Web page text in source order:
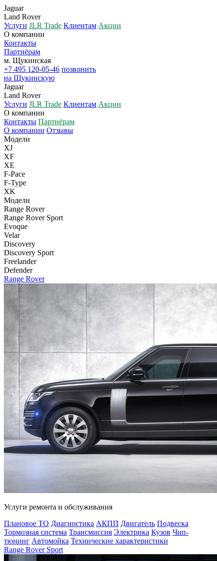
Jaguar
Land Rover
Услуги JLR Trade Клиентам Акции
О компании
Контакты
Партнёрам
м. Щукинская
+7 495 120-05-46 позвонить
на Щукинскую
Jaguar
Land Rover
Услуги JLR Trade Клиентам Акции
О компании
Контакты Партнёрам
О компании Отзывы
Модели
XJ
XF
XE
F-Pace
F-Type
XK
Модели
Range Rover
Range Rover Sport
Evoque
Velar
Discovery
Discovery Sport
Freelander
Defender
Range Rover
Услуги ремонта и обслуживания
Плановое ТО Диагностика АКПП Двигатель Подвеска
Тормозная система Трансмиссия Электрика Кузов Чип-
тюнинг Автомойка Технические характеристики
Range Rover Sport